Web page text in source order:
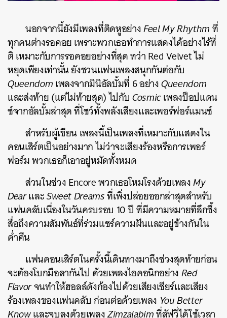
นอกจากนี้ยังมีเพลงที่ติดหูอย่างFeel My Rhythmที่
ทุกคนต่างรอคอย เพราะพวกเธอทำการแสดงได้อย่างไร้ที่
ติ เหมาะกับการรอคอยอย่างที่สุด ทว่า Red Velvet ไม่
หยุดเพียงเท่านั้น ยังชวนแฟนเพลงสนุกกันต่อกับ
Queendomเพลงจากมินิอัลบั้มที่ 6 อย่างQueendom
และส่งท้าย (แต่ไม่ท้ายสุด) ไปกับCosmicเพลงป็อปแดน
ซ์จากอัลบั้มล่าสุด ที่โชว์ทั้งพลังเสียงและเพอร์ฟอร์แมนซ์
สำหรับผู้เขียน เพลงนี้เป็นเพลงที่เหมาะกับแสดงใน
คอนเสิร์ตเป็นอย่างมาก ไม่ว่าจะเสียงร้องหรือการเพอร์
ฟอร์ม พวกเธอก็เอาอยู่หมัดทั้งหมด
ส่วนในช่วง Encore พวกเธอโหมโรงด้วยเพลงMy
DearและSweet Dreamsที่เพิ่งปล่อยออกล่าสุดสำหรับ
แฟนคลับเนื่องในวันครบรอบ 10 ปี ที่มีความหมายที่ลึกซึ้ง
สื่อถึงความสัมพันธ์ที่ร่วมแชร์ความฝันและอยู่ข้างกันใน
ค่ำคืน
แฟนคอนเสิร์ตในครั้งนี้เดินทางมาถึงช่วงสุดท้ายก่อน
จะต้องโบกมือลากันไป ด้วยเพลงไอคอนิกอย่างRed
Flavorจนทำให้ฮอลล์ดังก้องไปด้วยเสียงเชียร์และเสียง
ร้องเพลงของแฟนคลับ ก่อนต่อด้วยเพลง You Better
Knowและจบลงด้วยเพลงZimzalabimที่ลัฟวี่ได้ใช้เวลา